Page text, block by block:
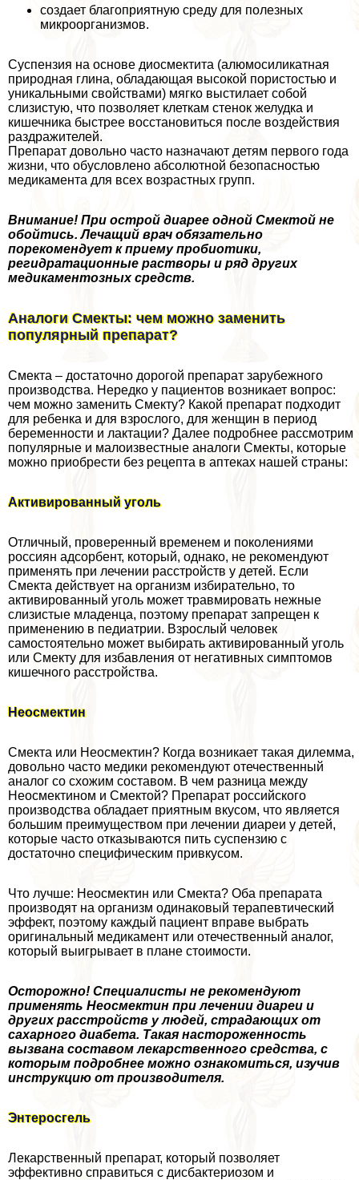
создает благоприятную среду для полезных
микроорганизмов.
Суспензия на основе диосмектита (алюмосиликатная
природная глина, обладающая высокой пористостью и
уникальными свойствами) мягко выстилает собой
слизистую, что позволяет клеткам стенок желудка и
кишечника быстрее восстановиться после воздействия
раздражителей.
Препарат довольно часто назначают детям первого года
жизни, что обусловлено абсолютной безопасностью
медикамента для всех возрастных групп.
Внимание! При острой диарее одной Смектой не
обойтись. Лечащий врач обязательно
порекомендует к приему пробиотики,
регидратационные растворы и ряд других
медикаментозных средств.
Аналоги Смекты: чем можно заменить
популярный препарат?
Смекта – достаточно дорогой препарат зарубежного
производства. Нередко у пациентов возникает вопрос:
чем можно заменить Смекту? Какой препарат подходит
для ребенка и для взрослого, для женщин в период
беременности и лактации? Далее подробнее рассмотрим
популярные и малоизвестные аналоги Смекты, которые
можно приобрести без рецепта в аптеках нашей страны:
Активированный уголь
Отличный, проверенный временем и поколениями
россиян адсорбент, который, однако, не рекомендуют
применять при лечении расстройств у детей. Если
Смекта действует на организм избирательно, то
активированный уголь может травмировать нежные
слизистые младенца, поэтому препарат запрещен к
применению в педиатрии. Взрослый человек
самостоятельно может выбирать активированный уголь
или Смекту для избавления от негативных симптомов
кишечного расстройства.
Неосмектин
Смекта или Неосмектин? Когда возникает такая дилемма,
довольно часто медики рекомендуют отечественный
аналог со схожим составом. В чем разница между
Неосмектином и Смектой? Препарат российского
производства обладает приятным вкусом, что является
большим преимуществом при лечении диареи у детей,
которые часто отказываются пить суспензию с
достаточно специфическим привкусом.
Что лучше: Неосмектин или Смекта? Оба препарата
производят на организм одинаковый терапевтический
эффект, поэтому каждый пациент вправе выбрать
оригинальный медикамент или отечественный аналог,
который выигрывает в плане стоимости.
Осторожно! Специалисты не рекомендуют
применять Неосмектин при лечении диареи и
других расстройств у людей, страдающих от
сахарного диабета. Такая настороженность
вызвана составом лекарственного средства, с
которым подробнее можно ознакомиться, изучив
инструкцию от производителя.
Энтеросгель
Лекарственный препарат, который позволяет
эффективно справиться с дисбактериозом и